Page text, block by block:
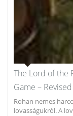
The Lord of the
Game –
Rohan nemes
lovasságukról. A